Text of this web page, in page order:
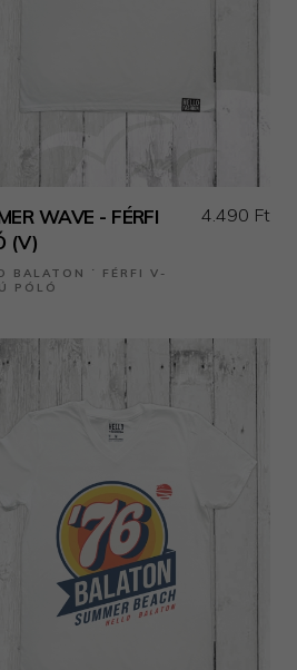
WAVE - FÉRFI
(V)
BALATON ˙ FÉRFI V-
PÓLÓ
4.490 Ft